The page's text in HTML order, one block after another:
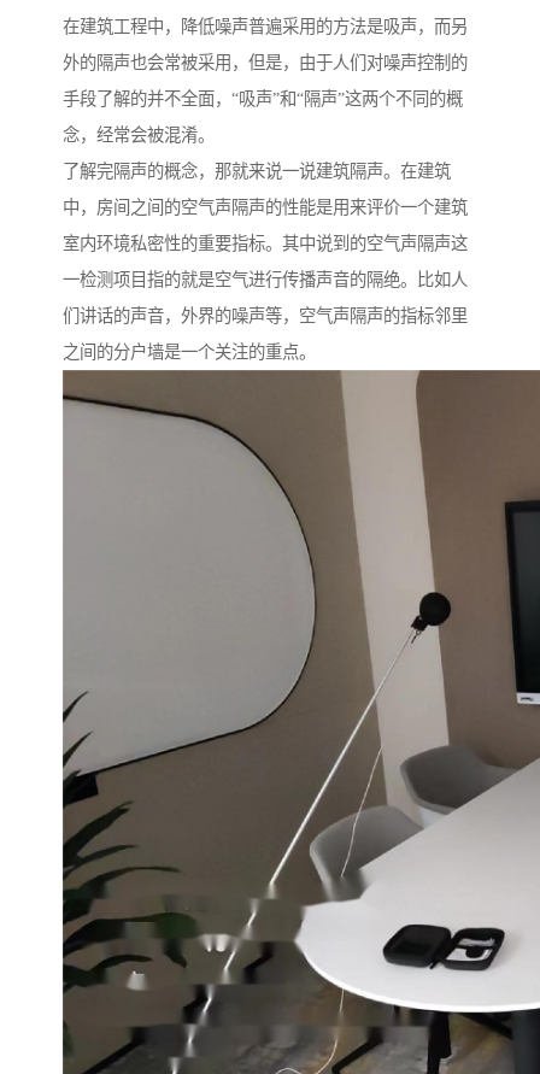
在建筑工程中，降低噪声普遍采用的方法是吸声，而另
外的隔声也会常被采用，但是，由于人们对噪声控制的
手段了解的并不全面，“吸声”和“隔声”这两个不同的概
念，经常会被混淆。
了解完隔声的概念，那就来说一说建筑隔声。在建筑
中，房间之间的空气声隔声的性能是用来评价一个建筑
室内环境私密性的重要指标。其中说到的空气声隔声这
一检测项目指的就是空气进行传播声音的隔绝。比如人
们讲话的声音，外界的噪声等，空气声隔声的指标邻里
之间的分户墙是一个关注的重点。